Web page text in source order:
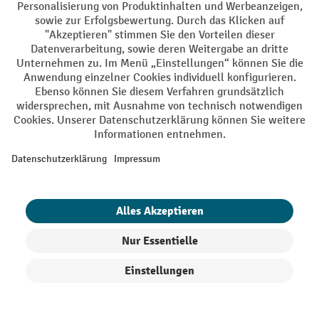
Diese Werkstatteinrichtungen kaufen
Sie bei uns
Eine passende Werkstattausstattung
bietet viele Vorteile
Hochwertige Möbel zur
Werkstatteinrichtung
Werkzeug und Werkstatt-Utensilien
Zubehör zur Werkstatteinrichtung
Checkliste für die Auswahl Ihrer